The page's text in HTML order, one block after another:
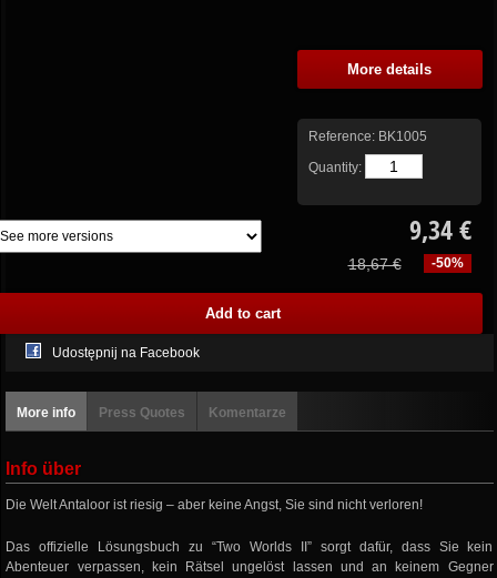
More details
Reference: BK1005
Quantity:
9,34 €
-50%
18,67 €
Udostępnij na Facebook
More info Press Quotes Komentarze
Info über
Die Welt Antaloor ist riesig – aber keine Angst, Sie sind nicht verloren!
Das offizielle Lösungsbuch zu “Two Worlds II” sorgt dafür, dass Sie kein
Abenteuer verpassen, kein Rätsel ungelöst lassen und an keinem Gegner